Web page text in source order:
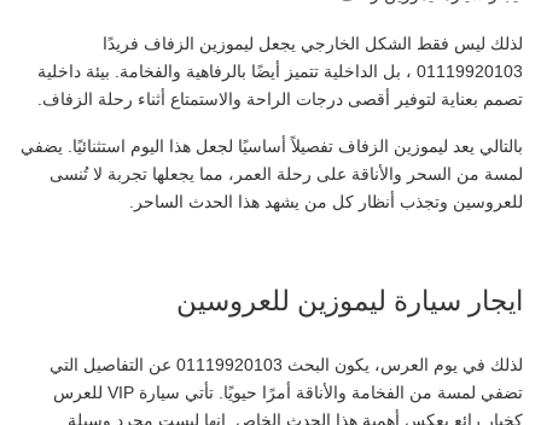
لذلك ليس فقط الشكل الخارجي يجعل ليموزين الزفاف فريدًا
01119920103 ، بل الداخلية تتميز أيضًا بالرفاهية والفخامة. بيئة داخلية
تصمم بعناية لتوفير أقصى درجات الراحة والاستمتاع أثناء رحلة الزفاف.
بالتالي يعد ليموزين الزفاف تفصيلاً أساسيًا لجعل هذا اليوم استثنائيًا. يضفي
لمسة من السحر والأناقة على رحلة العمر، مما يجعلها تجربة لا تُنسى
للعروسين وتجذب أنظار كل من يشهد هذا الحدث الساحر.
ايجار سيارة ليموزين للعروسين
لذلك في يوم العرس، يكون البحث 01119920103 عن التفاصيل التي
تضفي لمسة من الفخامة والأناقة أمرًا حيويًا. تأتي سيارة VIP للعرس
كخيار رائع يعكس أهمية هذا الحدث الخاص. إنها ليست مجرد وسيلة